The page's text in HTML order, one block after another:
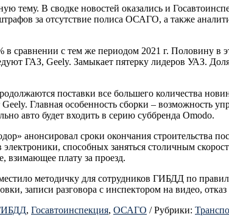
В сводке новостей оказались и
за отсутствие полиса ОСАГО, а также
сравнении с тем же периодом 2021 г. Половину в
ГАЗ, Geely. Замыкает пятерку лидеров УАЗ.
поставки все большего количества
Главная особенность сборки – возможность
авто будет входить в серию суббренда Omodo.
анонсировал сроки окончания строительства
способных заняться столичным
взимающее плату за проезд.
методичку для сотрудников ГИБДД по
записи разговора с инспектором на видео, отказ
, Госавтоинспекция, ОСАГО / Рубрики: